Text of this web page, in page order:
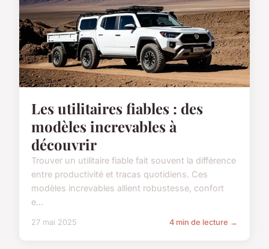
Les utilitaires fiables : des
modèles increvables à
découvrir
Trouver un utilitaire fiable fait souvent la différence
entre productivité et tracas quotidiens. Ces
modèles increvables allient robustesse, confort
e...
27 mai 2025 4 min de lecture →